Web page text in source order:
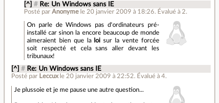
[^] # Re: Un Windows sans IE
Posté par Anonyme le 20 janvier 2009 à 18:26. Évalué à 2.
On parle de Windows pas d'ordinateurs pré-
installé car sinon la encore beaucoup de monde
aimeraient bien que la
loi sur la vente forcée
soit respecté et cela sans aller devant les
tribunaux!
[^] # Re: Un Windows sans IE
Posté par Leccux le 20 janvier 2009 à 22:52. Évalué à4.
Je plussoie et je me pause une autre question...